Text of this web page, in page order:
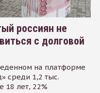
россиян не
с долговой
на платформе
среди 1,2 тыс.
18 лет, 22%